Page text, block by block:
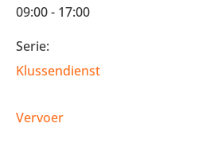
09:00 - 17:00
Serie:
Klussendienst
Vervoer